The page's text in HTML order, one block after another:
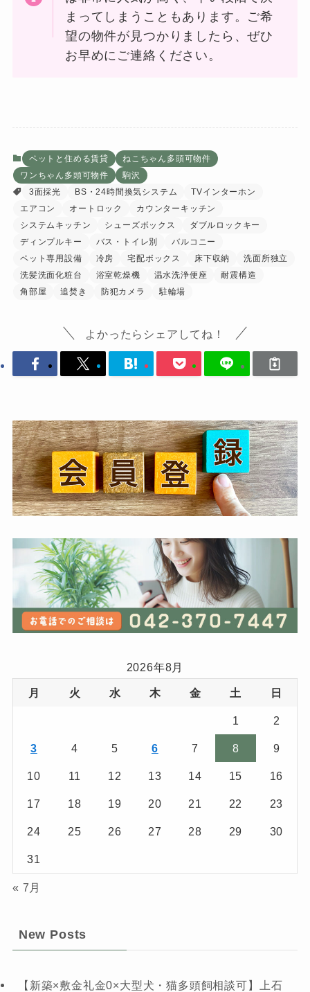
まってしまうこともあります。ご希
望の物件が見つかりましたら、ぜひ
お早めにご連絡ください。
ペットと住める賃貸
ねこちゃん多頭可物件
ワンちゃん多頭可物件
駒沢
3面採光
BS・24時間換気システム
TVインターホン
エアコン
オートロック
カウンターキッチン
システムキッチン
シューズボックス
ダブルロックキー
ディンプルキー
バス・トイレ別
バルコニー
ペット専用設備
冷房 宅配ボックス 床下収納
洗面所独立
洗髪洗面化粧台
浴室乾燥機 温水洗浄便座
耐震構造
角部屋
追焚き 防犯カメラ 駐輪場
よかったらシェアしてね！
2026年8月
月 火 水 木 金 土 日
1 2
3 4 5 6 7 8 9
10 11 12 13 14 15 16
17 18 19 20 21 22 23
24 25 26 27 28 29 30
31
« 7月
New Posts
【新築×敷金礼金0×大型犬・猫多頭飼相談可】上石